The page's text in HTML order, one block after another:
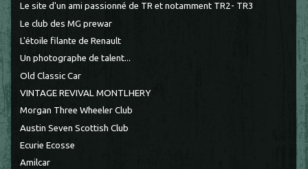
Le site d'un ami passionné de TR et notamment TR2- TR3
Le club des MG prewar
L'étoile filante de Renault
Un photographe de talent...
Old Classic Car
VINTAGE REVIVAL MONTLHERY
Morgan Three Wheeler Club
Austin Seven Scottish Club
Ecurie Ecosse
Amilcar